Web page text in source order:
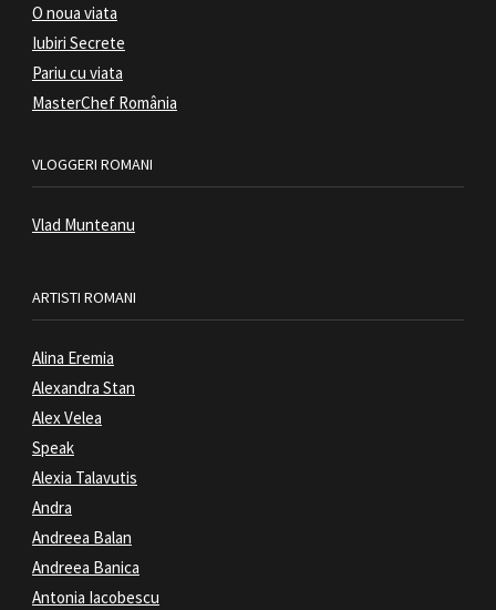
O noua viata
Iubiri Secrete
Pariu cu viata
MasterChef România
VLOGGERI ROMANI
Vlad Munteanu
ARTISTI ROMANI
Alina Eremia
Alexandra Stan
Alex Velea
Speak
Alexia Talavutis
Andra
Andreea Balan
Andreea Banica
Antonia Iacobescu